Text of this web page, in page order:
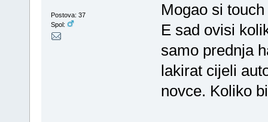
Postova: 37
Spol:
Mogao si
E sad ovisi
samo prednja
lakirat cijeli
novce. Koliko